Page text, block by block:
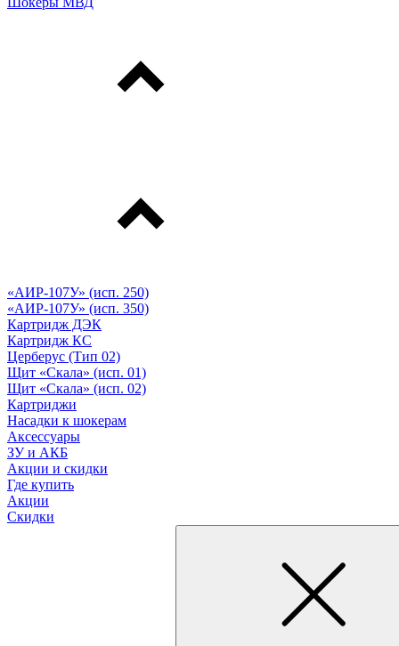
«АИР-107У» (исп. 250)
«АИР-107У» (исп. 350)
Картридж ДЭК
Картридж КС
Церберус (Тип 02)
Щит «Скала» (исп. 01)
Щит «Скала» (исп. 02)
Картриджи
Насадки к шокерам
Аксессуары
ЗУ и АКБ
Акции и скидки
Где купить
Акции
Скидки